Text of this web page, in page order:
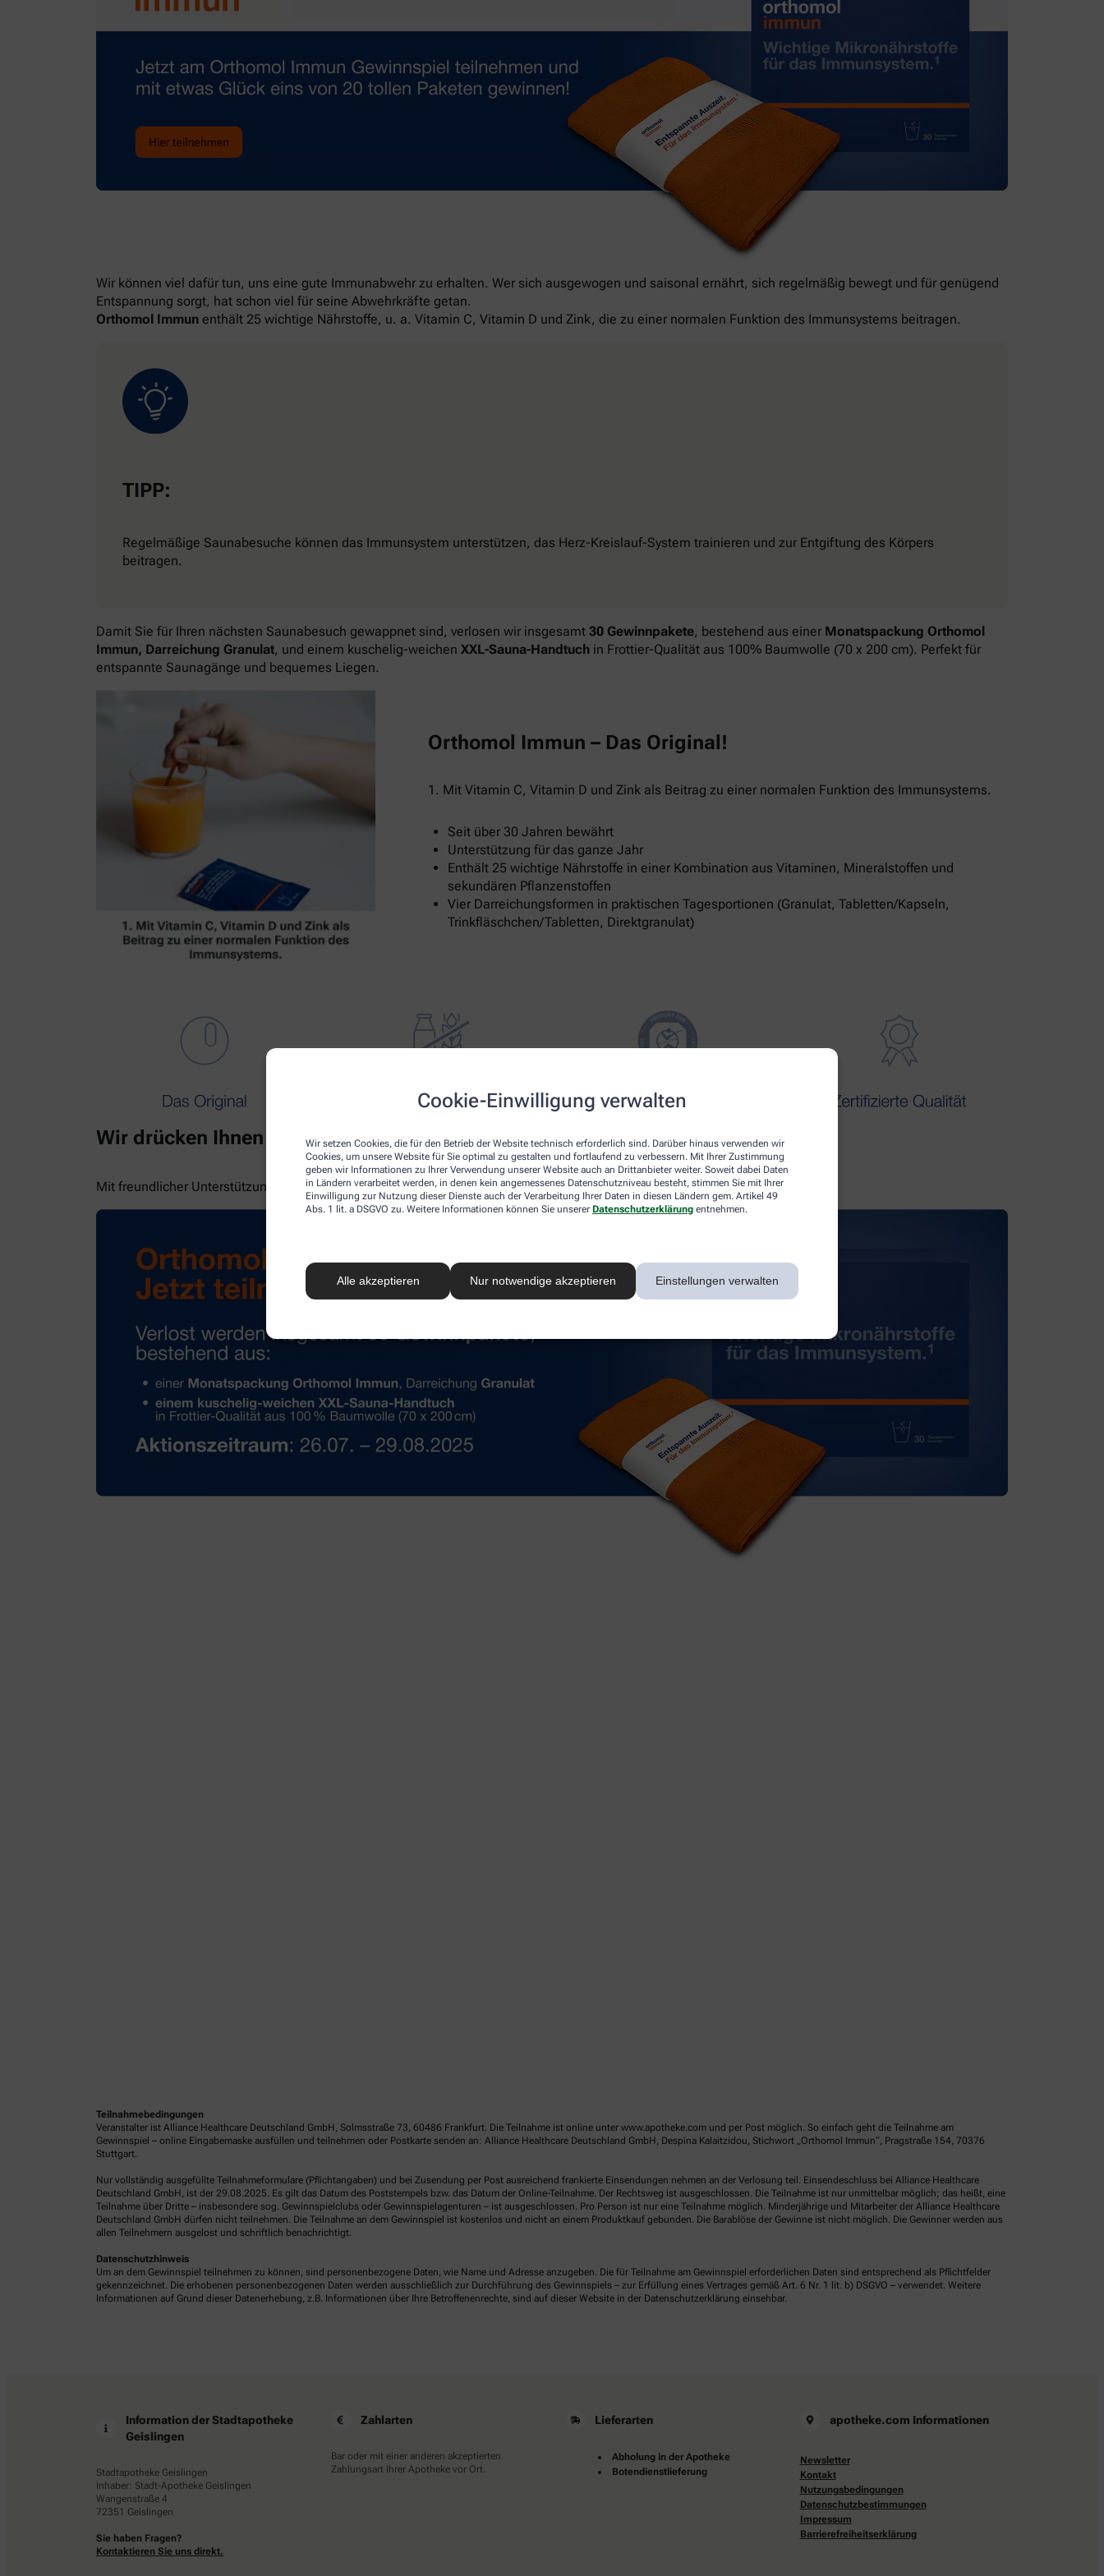
Cookie-Einwilligung verwalten
Wir setzen Cookies, die für den Betrieb der Website technisch erforderlich sind. Darüber hinaus verwenden wir
Cookies, um unsere Website für Sie optimal zu gestalten und fortlaufend zu verbessern. Mit Ihrer Zustimmung
geben wir Informationen zu Ihrer Verwendung unserer Website auch an Drittanbieter weiter. Soweit dabei Daten
in Ländern verarbeitet werden, in denen kein angemessenes Datenschutzniveau besteht, stimmen Sie mit Ihrer
Einwilligung zur Nutzung dieser Dienste auch der Verarbeitung Ihrer Daten in diesen Ländern gem. Artikel 49
Abs. 1 lit. a DSGVO zu. Weitere Informationen können Sie unserer Datenschutzerklärung entnehmen.
Alle akzeptieren Nur notwendige akzeptieren Einstellungen verwalten
Wir können viel dafür tun, uns eine gute Immunabwehr zu erhalten. Wer sich ausgewogen und saisonal ernährt, sich regelmäßig bewegt und für genügend
Entspannung sorgt, hat schon viel für seine Abwehrkräfte getan.
Orthomol Immun enthält 25 wichtige Nährstoffe, u. a. Vitamin C, Vitamin D und Zink, die zu einer normalen Funktion des Immunsystems beitragen.
TIPP:
Regelmäßige Saunabesuche können das Immunsystem unterstützen, das Herz-Kreislauf-System trainieren und zur Entgiftung des Körpers
beitragen.
Damit Sie für Ihren nächsten Saunabesuch gewappnet sind, verlosen wir insgesamt 30 Gewinnpakete, bestehend aus einer Monatspackung Orthomol
Immun, Darreichung Granulat, und einem kuschelig-weichen XXL-Sauna-Handtuch in Frottier-Qualität aus 100% Baumwolle (70 x 200 cm). Perfekt für
entspannte Saunagänge und bequemes Liegen.
Orthomol Immun – Das Original!
1. Mit Vitamin C, Vitamin D und Zink als Beitrag zu einer normalen Funktion des Immunsystems.
Seit über 30 Jahren bewährt
Unterstützung für das ganze Jahr
Enthält 25 wichtige Nährstoffe in einer Kombination aus Vitaminen, Mineralstoffen und
sekundären Pflanzenstoffen
Vier Darreichungsformen in praktischen Tagesportionen (Granulat, Tabletten/Kapseln,
Trinkfläschchen/Tabletten, Direktgranulat)
Wir drücken Ihnen die Daumen und wünschen Ihnen viel Glück!
Mit freundlicher Unterstützung von Orthomol!
Teilnahmebedingungen
Veranstalter ist Alliance Healthcare Deutschland GmbH, Solmsstraße 73, 60486 Frankfurt. Die Teilnahme ist online unter www.apotheke.com und per Post möglich. So einfach geht die Teilnahme am
Gewinnspiel – online Eingabemaske ausfüllen und teilnehmen oder Postkarte senden an: Alliance Healthcare Deutschland GmbH, Despina Kalaitzidou, Stichwort „Orthomol Immun“, Pragstraße 154, 70376
Stuttgart.
Nur vollständig ausgefüllte Teilnahmeformulare (Pflichtangaben) und bei Zusendung per Post ausreichend frankierte Einsendungen nehmen an der Verlosung teil. Einsendeschluss bei Alliance Healthcare
Deutschland GmbH, ist der 29.08.2025. Es gilt das Datum des Poststempels bzw. das Datum der Online-Teilnahme. Der Rechtsweg ist ausgeschlossen. Die Teilnahme ist nur unmittelbar möglich; das heißt, eine
Teilnahme über Dritte – insbesondere sog. Gewinnspielclubs oder Gewinnspielagenturen – ist ausgeschlossen. Pro Person ist nur eine Teilnahme möglich. Minderjährige und Mitarbeiter der Alliance Healthcare
Deutschland GmbH dürfen nicht teilnehmen. Die Teilnahme an dem Gewinnspiel ist kostenlos und nicht an einem Produktkauf gebunden. Die Barablöse der Gewinne ist nicht möglich. Die Gewinner werden aus
allen Teilnehmern ausgelost und schriftlich benachrichtigt.
Datenschutzhinweis
Um an dem Gewinnspiel teilnehmen zu können, sind personenbezogene Daten, wie Name und Adresse anzugeben. Die für Teilnahme am Gewinnspiel erforderlichen Daten sind entsprechend als Pflichtfelder
gekennzeichnet. Die erhobenen personenbezogenen Daten werden ausschließlich zur Durchführung des Gewinnspiels – zur Erfüllung eines Vertrages gemäß Art. 6 Nr. 1 lit. b) DSGVO – verwendet. Weitere
Informationen auf Grund dieser Datenerhebung, z.B. Informationen über Ihre Betroffenenrechte, sind auf dieser Website in der Datenschutzerklärung einsehbar.
Information der Stadtapotheke
Geislingen
Stadtapotheke Geislingen
Inhaber: Stadt-Apotheke Geislingen
Wangenstraße 4
72351 Geislingen
Sie haben Fragen?
Kontaktieren Sie uns direkt.
Zahlarten
Bar oder mit einer anderen akzeptierten
Zahlungsart Ihrer Apotheke vor Ort.
Lieferarten
Abholung in der Apotheke
Botendienstlieferung
apotheke.com Informationen
Newsletter
Kontakt
Nutzungsbedingungen
Datenschutzbestimmungen
Impressum
Barrierefreiheitserklärung